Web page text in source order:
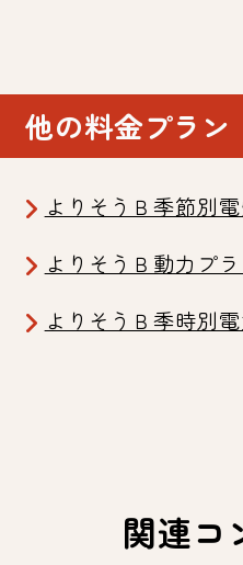
他の料金プラン
よりそうＢ季節別
よりそうＢ動力プ
よりそうＢ季時別電
関連コ